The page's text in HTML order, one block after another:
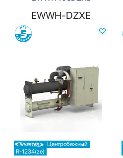
EWWH-DZXE
Сравнить
Центробежный
R-1234(ze)